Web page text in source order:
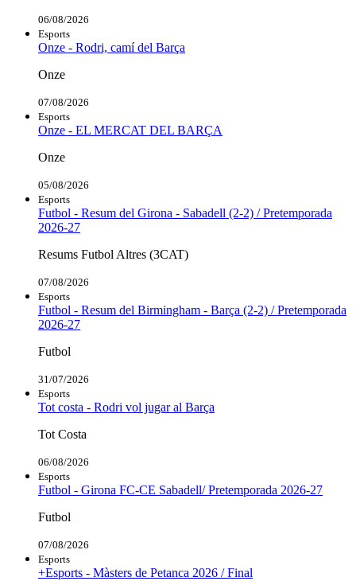
06/08/2026
Esports
Onze - Rodri, camí del Barça
Onze
07/08/2026
Esports
Onze - EL MERCAT DEL BARÇA
Onze
05/08/2026
Esports
Futbol - Resum del Girona - Sabadell (2-2) / Pretemporada
2026-27
Resums Futbol Altres (3CAT)
07/08/2026
Esports
Futbol - Resum del Birmingham - Barça (2-2) / Pretemporada
2026-27
Futbol
31/07/2026
Esports
Tot costa - Rodri vol jugar al Barça
Tot Costa
06/08/2026
Esports
Futbol - Girona FC-CE Sabadell/ Pretemporada 2026-27
Futbol
07/08/2026
Esports
+Esports - Màsters de Petanca 2026 / Final